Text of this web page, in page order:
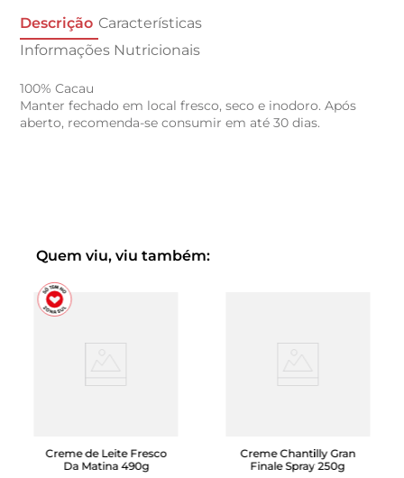
Descrição Características
Informações Nutricionais
100% Cacau
Manter fechado em local fresco, seco e inodoro. Após
aberto, recomenda-se consumir em até 30 dias.
Quem viu, viu também:
Creme de Leite Fresco
Da Matina 490g
Creme Chantilly Gran
Finale Spray 250g